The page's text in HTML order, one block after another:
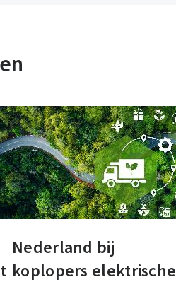
Nederland bij
koplopers elektrische
Nederland
bij